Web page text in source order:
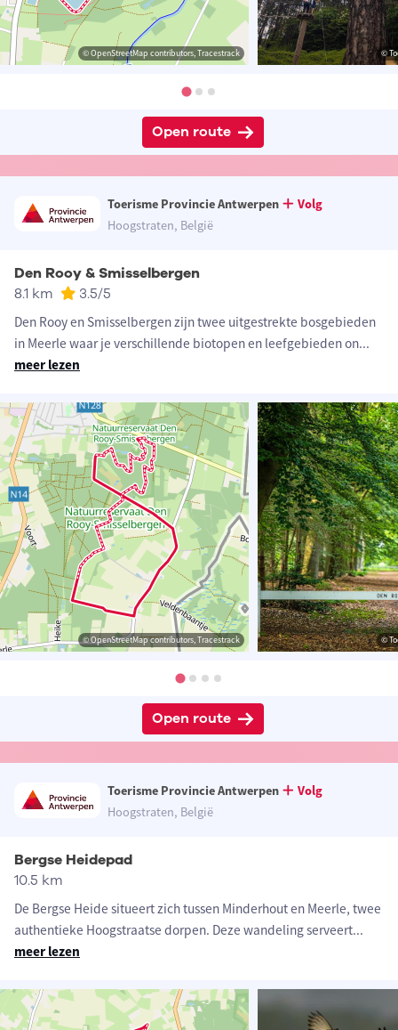
© OpenStreetMap contributors, Tracestrack ©
Open route
Toerisme Provincie Antwerpen
Volg
Hoogstraten, België
Den Rooy & Smisselbergen
8.1 km 3.5/5
Den Rooy en Smisselbergen zijn twee uitgestrekte bosgebieden
in Meerle waar je verschillende biotopen en leefgebieden on...
meer lezen
© OpenStreetMap contributors, Tracestrack ©
Open route
Toerisme Provincie Antwerpen
Volg
Hoogstraten, België
Bergse Heidepad
10.5 km
De Bergse Heide situeert zich tussen Minderhout en Meerle, twee
authentieke Hoogstraatse dorpen. Deze wandeling serveert...
meer lezen